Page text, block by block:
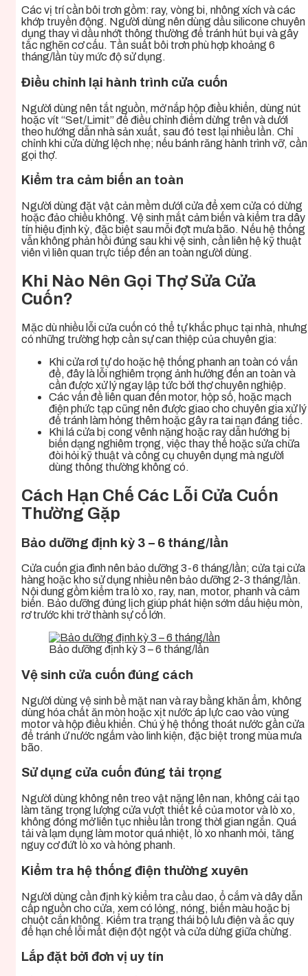
Các vị trí cần bôi trơn gồm: ray, vòng bi, nhông xích và các
khớp truyền động. Người dùng nên dùng dầu silicone chuyên
dụng thay vì dầu nhớt thông thường để tránh hút bụi và gây
tắc nghẽn cơ cấu. Tần suất bôi trơn phù hợp khoảng 6
tháng/lần tùy mức độ sử dụng.
Điều chỉnh lại hành trình cửa cuốn
Người dùng nên tắt nguồn, mở nắp hộp điều khiển, dùng nút
hoặc vít “Set/Limit” để điều chỉnh điểm dừng trên và dưới
theo hướng dẫn nhà sản xuất, sau đó test lại nhiều lần. Chỉ
chỉnh khi cửa dừng lệch nhẹ; nếu bánh răng hành trình vỡ, cần
gọi thợ.
Kiểm tra cảm biến an toàn
Người dùng đặt vật cản mềm dưới cửa để xem cửa có dừng
hoặc đảo chiều không. Vệ sinh mắt cảm biến và kiểm tra dây
tín hiệu định kỳ, đặc biệt sau mỗi đợt mưa bão. Nếu hệ thống
vẫn không phản hồi đúng sau khi vệ sinh, cần liên hệ kỹ thuật
viên vì liên quan trực tiếp đến an toàn người dùng.
Khi Nào Nên Gọi Thợ Sửa Cửa
Cuốn?
Mặc dù nhiều lỗi cửa cuốn có thể tự khắc phục tại nhà, nhưng
có những trường hợp cần sự can thiệp của chuyên gia:
Khi cửa rơi tự do hoặc hệ thống phanh an toàn có vấn
đề, đây là lỗi nghiêm trọng ảnh hưởng đến an toàn và
cần được xử lý ngay lập tức bởi thợ chuyên nghiệp.
Các vấn đề liên quan đến motor, hộp số, hoặc mạch
điện phức tạp cũng nên được giao cho chuyên gia xử lý
để tránh làm hỏng thêm hoặc gây ra tai nạn đáng tiếc.
Khi lá cửa bị cong vênh nặng hoặc ray dẫn hướng bị
biến dạng nghiêm trọng, việc thay thế hoặc sửa chữa
đòi hỏi kỹ thuật và công cụ chuyên dụng mà người
dùng thông thường không có.
Cách Hạn Chế Các Lỗi Cửa Cuốn
Thường Gặp
Bảo dưỡng định kỳ 3 – 6 tháng/lần
Cửa cuốn gia đình nên bảo dưỡng 3-6 tháng/lần; cửa tại cửa
hàng hoặc kho sử dụng nhiều nên bảo dưỡng 2-3 tháng/lần.
Nội dung gồm kiểm tra lò xo, ray, nan, motor, phanh và cảm
biến. Bảo dưỡng đúng lịch giúp phát hiện sớm dấu hiệu mòn,
rơ trước khi trở thành sự cố lớn.
Bảo dưỡng định kỳ 3 – 6 tháng/lần
Vệ sinh cửa cuốn đúng cách
Người dùng vệ sinh bề mặt nan và ray bằng khăn ẩm, không
dùng hóa chất ăn mòn hoặc xịt nước áp lực cao vào vùng
motor và hộp điều khiển. Chú ý hệ thống thoát nước gần cửa
để tránh ứ nước ngấm vào linh kiện, đặc biệt trong mùa mưa
bão.
Sử dụng cửa cuốn đúng tải trọng
Người dùng không nên treo vật nặng lên nan, không cải tạo
làm tăng trọng lượng cửa vượt thiết kế của motor và lò xo,
không đóng mở liên tục nhiều lần trong thời gian ngắn. Quá
tải và lạm dụng làm motor quá nhiệt, lò xo nhanh mỏi, tăng
nguy cơ đứt lò xo và hỏng phanh.
Kiểm tra hệ thống điện thường xuyên
Người dùng cần định kỳ kiểm tra cầu dao, ổ cắm và dây dẫn
cấp nguồn cho cửa, xem có lỏng, nóng, biến màu hoặc bị
chuột cắn không. Kiểm tra trạng thái bộ lưu điện và ắc quy
để hạn chế lỗi mất điện đột ngột và cửa dừng giữa chừng.
Lắp đặt bởi đơn vị uy tín